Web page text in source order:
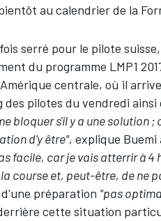
au calendrier de la
serré pour le pilote
du programme LMP1
centrale, où il
pilotes du vendredi ainsi
bloquer s'il y a une solution
d'y être", explique
facile, car je vais atterrir à
course et, peut-être, de ne
préparation "pas
cette situation